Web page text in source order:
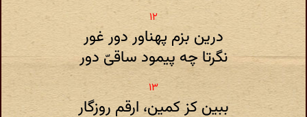
درین بزم پهناور دور غور
نگرتا چه پیمود ساقیّ دور
ببین کز کمین، ارقم روزگار